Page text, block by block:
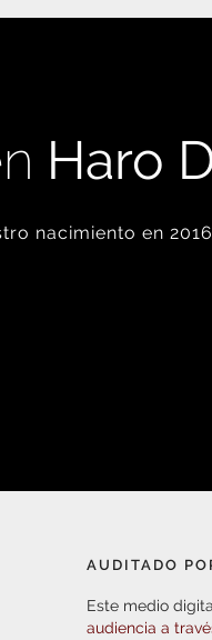
Haro
nacimiento en
AUDITADO
Este medio
audiencia a